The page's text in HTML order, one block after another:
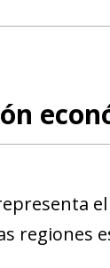
regiones